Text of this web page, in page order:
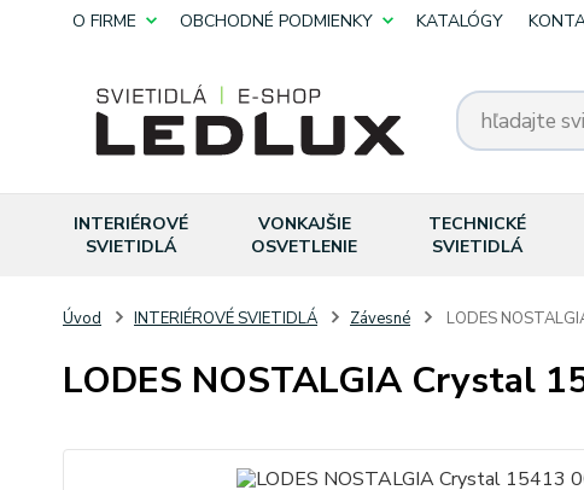
O FIRME OBCHODNÉ PODMIENKY KATALÓGY
INTERIÉROVÉ
SVIETIDLÁ
VONKAJŠIE
OSVETLENIE
TECHNICKÉ
SVIETIDLÁ
Úvod INTERIÉROVÉ SVIETIDLÁ Závesné LODES
LODES NOSTALGIA Crystal